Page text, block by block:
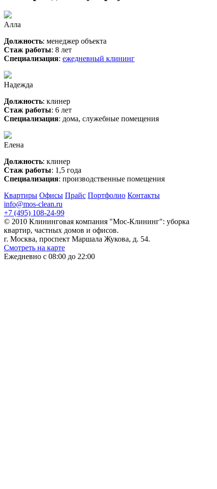
Алла
Должность: менеджер объекта
Стаж работы: 8 лет
Специализация: ежедневный клининг
Надежда
Должность: клинер
Стаж работы: 6 лет
Специализация: дома, служебные помещения
Елена
Должность: клинер
Стаж работы: 1,5 года
Специализация: производственные помещения
Квартиры Офисы Прайс Портфолио Контакты
info@mos-clean.ru
+7 (495) 108-24-99
© 2010 Клининговая компания "Мос-Клининг": уборка
квартир, частных домов и офисов.
г. Москва, проспект Маршала Жукова, д. 54.
Смотреть на карте
Ежедневно с 08:00 до 22:00